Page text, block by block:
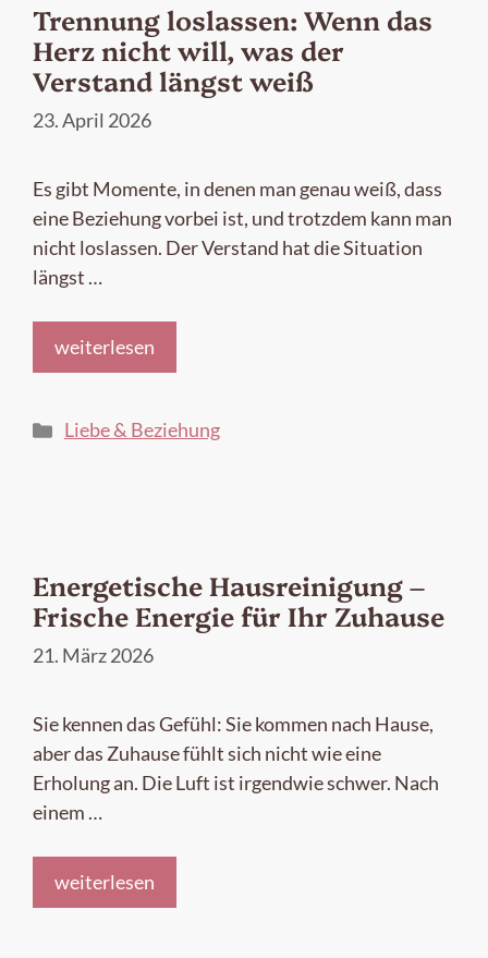
Trennung loslassen: Wenn das
Herz nicht will, was der
Verstand längst weiß
23. April 2026
Es gibt Momente, in denen man genau weiß, dass
eine Beziehung vorbei ist, und trotzdem kann man
nicht loslassen. Der Verstand hat die Situation
längst …
weiterlesen
Kategorien
Liebe & Beziehung
Energetische Hausreinigung –
Frische Energie für Ihr Zuhause
21. März 2026
Sie kennen das Gefühl: Sie kommen nach Hause,
aber das Zuhause fühlt sich nicht wie eine
Erholung an. Die Luft ist irgendwie schwer. Nach
einem …
weiterlesen